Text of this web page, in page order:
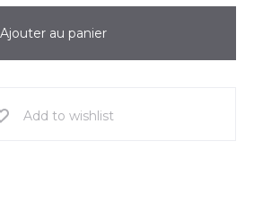
Ajouter au panier
Add to wishlist